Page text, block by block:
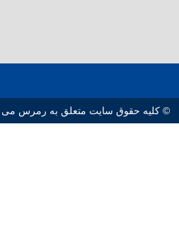
© کلیه حقوق سایت متعلق به رمرس می